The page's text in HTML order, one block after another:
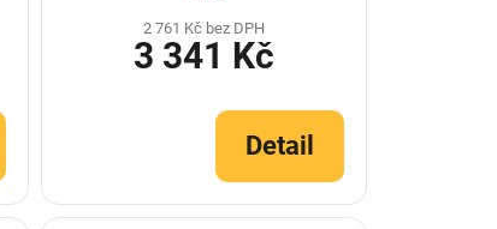
2 761 Kč bez DPH
3 341 Kč
Detail